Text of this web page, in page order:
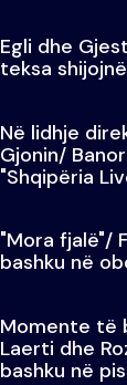
Egli dhe
teksa
Në lidhje
Gjonin/
"Shqipëria
"Mora fjalë"/
bashku në
Momente të
Laerti dhe
bashku në